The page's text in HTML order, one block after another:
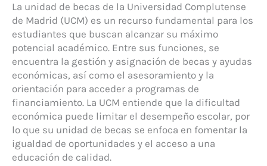
La unidad de becas de la Universidad Complutense
de Madrid (UCM) es un recurso fundamental para los
estudiantes que buscan alcanzar su máximo
potencial académico. Entre sus funciones, se
encuentra la gestión y asignación de becas y ayudas
económicas, así como el asesoramiento y la
orientación para acceder a programas de
financiamiento. La UCM entiende que la dificultad
económica puede limitar el desempeño escolar, por
lo que su unidad de becas se enfoca en fomentar la
igualdad de oportunidades y el acceso a una
educación de calidad.